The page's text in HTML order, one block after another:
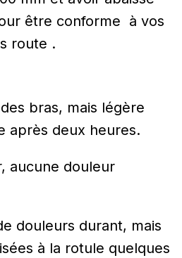
être conforme à vos
route .
bras, mais légère
après deux heures.
aucune douleur
douleurs durant, mais
à la rotule quelques